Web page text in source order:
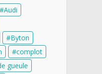
Audi
Byton
complot
gueule